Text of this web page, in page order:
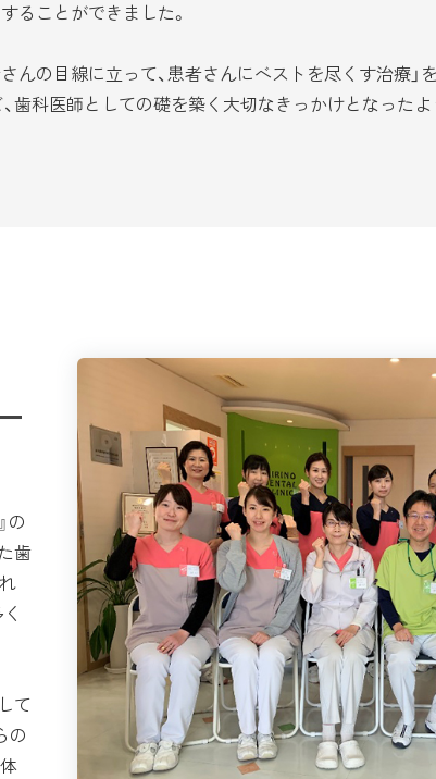
ることができました。
の目線に立って、患者さんにベストを尽くす治療」
歯科医師としての礎を築く大切なきっかけとなったよ
の
歯
て
の